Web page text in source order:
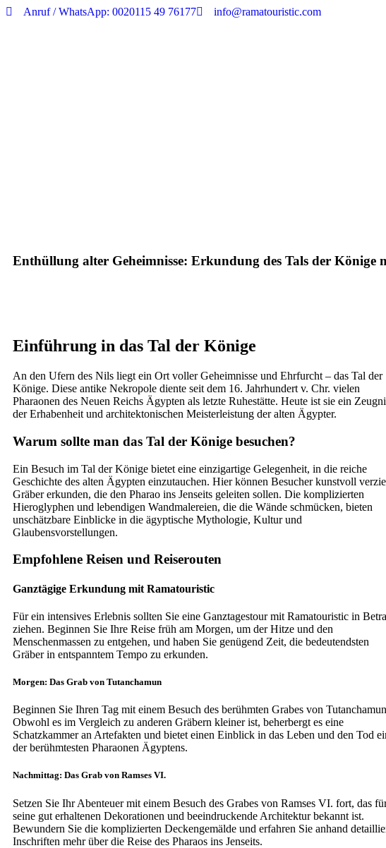
Anruf / WhatsApp: 0020115 49 76177 info@ramatouristic.com
Enthüllung alter Geheimnisse: Erkundung des Tals der Könige
Einführung in das Tal der Könige
An den Ufern des Nils liegt ein Ort voller Geheimnisse und Ehrfurcht – das Tal der
Könige. Diese antike Nekropole diente seit dem 16. Jahrhundert v. Chr. vielen
Pharaonen des Neuen Reichs Ägypten als letzte Ruhestätte. Heute ist sie ein
der Erhabenheit und architektonischen Meisterleistung der alten Ägypter.
Warum sollte man das Tal der Könige besuchen?
Ein Besuch im Tal der Könige bietet eine einzigartige Gelegenheit, in die reiche
Geschichte des alten Ägypten einzutauchen. Hier können Besucher kunstvoll
Gräber erkunden, die den Pharao ins Jenseits geleiten sollen. Die komplizierten
Hieroglyphen und lebendigen Wandmalereien, die die Wände schmücken, bieten
unschätzbare Einblicke in die ägyptische Mythologie, Kultur und
Glaubensvorstellungen.
Empfohlene Reisen und Reiserouten
Ganztägige Erkundung mit Ramatouristic
Für ein intensives Erlebnis sollten Sie eine Ganztagestour mit Ramatouristic in
ziehen. Beginnen Sie Ihre Reise früh am Morgen, um der Hitze und den
Menschenmassen zu entgehen, und haben Sie genügend Zeit, die bedeutendsten
Gräber in entspanntem Tempo zu erkunden.
Morgen: Das Grab von Tutanchamun
Beginnen Sie Ihren Tag mit einem Besuch des berühmten Grabes von
Obwohl es im Vergleich zu anderen Gräbern kleiner ist, beherbergt es eine
Schatzkammer an Artefakten und bietet einen Einblick in das Leben und den Tod
der berühmtesten Pharaonen Ägyptens.
Nachmittag: Das Grab von Ramses VI.
Setzen Sie Ihr Abenteuer mit einem Besuch des Grabes von Ramses VI. fort, das
seine gut erhaltenen Dekorationen und beeindruckende Architektur bekannt ist.
Bewundern Sie die komplizierten Deckengemälde und erfahren Sie anhand
Inschriften mehr über die Reise des Pharaos ins Jenseits.